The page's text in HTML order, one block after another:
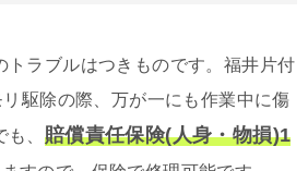
トラブルはつきものです。福井片付
駆除の際、万が一にも作業中に傷
、 賠償責任保険(人身・物損)1